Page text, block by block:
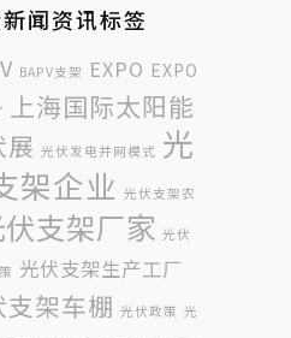
闻资讯标签
BAPV支架 EXPO EXPO
上海国际太阳能
展 光伏发电并网模式 光
架企业 光伏支架农
支架厂家 光伏
光伏支架生产工厂
支架车棚 光伏政策 光